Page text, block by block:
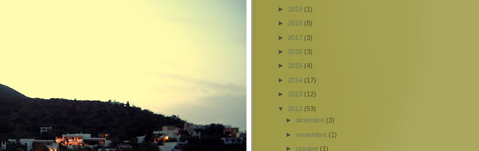
► 2019 (1)
► 2018 (8)
► 2017 (3)
► 2016 (3)
► 2015 (4)
► 2014 (17)
► 2013 (12)
▼ 2012 (53)
►diciembre(3)
► noviembre(1)
►octubre(1)